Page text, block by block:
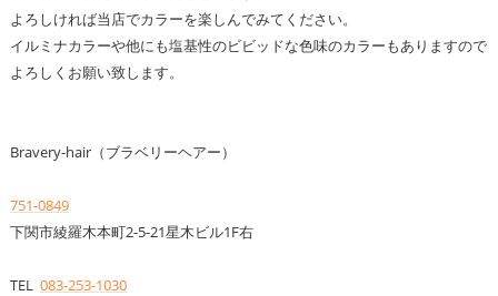
よろしければ当店でカラーを楽しんでみてください。
イルミナカラーや他にも塩基性のビビッドな色味のカラーもありますので
よろしくお願い致します。
Bravery-hair（ブラベリーヘアー）
751-0849
下関市綾羅木本町2-5-21星木ビル1F右
TEL 083-253-1030